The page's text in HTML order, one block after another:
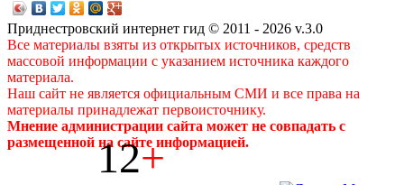
Приднестровский интернет гид © 2011 - 2026 v.3.0
Все материалы взяты из открытых источников, средств
массовой информации с указанием источника каждого
материала.
Наш сайт не является официальным СМИ и все права на
материалы принадлежат первоисточнику.
Мнение администрации сайта может не совпадать с
размещенной на сайте информацией.
12+